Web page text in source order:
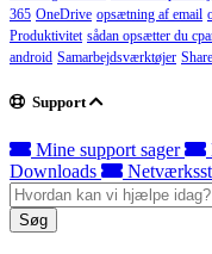
365 OneDrive opsætning af email
Produktivitet sådan opsætter du
android Samarbejdsværktøjer
Support
Mine support sager
Downloads
Søg